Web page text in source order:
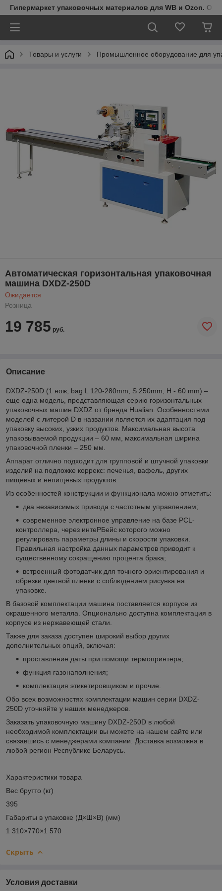
Гипермаркет упаковочных материалов для WB и Ozon.
Товары и услуги Промышленное оборудование для
Автоматическая горизонтальная упаковочная
машина DXDZ-250D
Ожидается
Розница
19 785 руб.
Описание
DXDZ-250D (1 нож, bag L 120-280mm, S 250mm, H - 60 mm) –
еще одна модель, представляющая серию горизонтальных
упаковочных машин DXDZ от бренда Hualian. Особенностями
моделей с литерой D в названии является их адаптация под
упаковку высоких, узких продуктов. Максимальная высота
упаковываемой продукции – 60 мм, максимальная ширина
упаковочной пленки – 250 мм.
Аппарат отлично подходит для групповой и штучной упаковки
изделий на подложке коррекс: печенья, вафель, других
пищевых и непищевых продуктов.
Из особенностей конструкции и функционала можно отметить:
два независимых привода с частотным управлением;
современное электронное управление на базе PCL-
контроллера, через интеРБейс которого можно
регулировать параметры длины и скорости упаковки.
Правильная настройка данных параметров приводит к
существенному сокращению процента брака;
встроенный фотодатчик для точного ориентирования и
обрезки цветной пленки с соблюдением рисунка на
упаковке.
В базовой комплектации машина поставляется корпусе из
окрашенного металла. Опционально доступна комплектация в
корпусе из нержавеющей стали.
Также для заказа доступен широкий выбор других
дополнительных опций, включая:
проставление даты при помощи термопринтера;
функция газонаполнения;
комплектация этикетировщиком и прочие.
Обо всех возможностях комплектации машин серии DXDZ-
250D уточняйте у наших менеджеров.
Заказать упаковочную машину DXDZ-250D в любой
необходимой комплектации вы можете на нашем сайте или
связавшись с менеджерами компании. Доставка возможна в
любой регион Республике Беларусь.
Характеристики товара
Вес брутто (кг)
395
Габариты в упаковке (Д×Ш×В) (мм)
1 310×770×1 570
Скрыть
Условия доставки